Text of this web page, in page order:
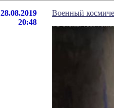
28.08.2019
20:48
Военный